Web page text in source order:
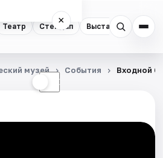
Театр Стендап Выставки
×
☾
музей События Входной